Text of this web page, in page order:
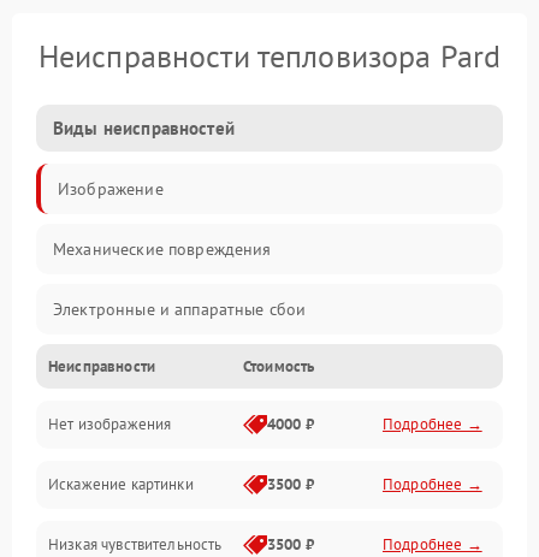
Неисправности тепловизора Pard
Виды неисправностей
Изображение
Механические повреждения
Электронные и аппаратные сбои
Неисправности сенсора и оптики
Программные ошибки
Электропитание
Измерения
Неисправности Стоимость
Нет изображения 4000 ₽ Подробнее →
Искажение картинки 3500 ₽ Подробнее →
Низкая чувствительность 3500 ₽ Подробнее →